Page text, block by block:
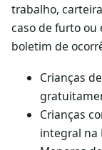
trabalho,
caso de furto ou
boletim de
Crianças
Crianças
integral na